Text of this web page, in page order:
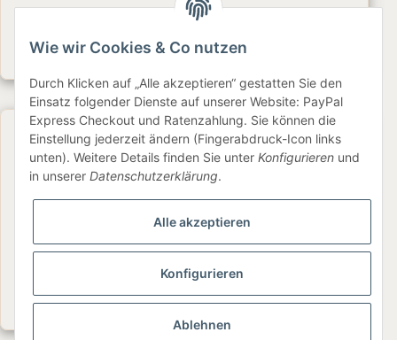
Newsletter Abonnieren
Gesetzliche Informationen
Informationen
Wie wir Cookies & Co nutzen
Durch Klicken auf „Alle akzeptieren“ gestatten Sie den
Einsatz folgender Dienste auf unserer Website: PayPal
Express Checkout und Ratenzahlung. Sie können die
Einstellung jederzeit ändern (Fingerabdruck-Icon links
unten). Weitere Details finden Sie unter Konfigurieren und
in unserer Datenschutzerklärung.
Alle akzeptieren
Konfigurieren
Ablehnen